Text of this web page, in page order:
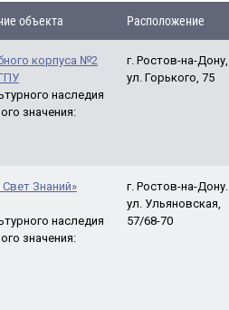
объекта Расположение
корпуса №2
наследия
значения:
г. Ростов-на-Дону,
ул. Горького, 75
Знаний»
наследия
значения:
г. Ростов-на-Дону.
ул. Ульяновская,
57/68-70